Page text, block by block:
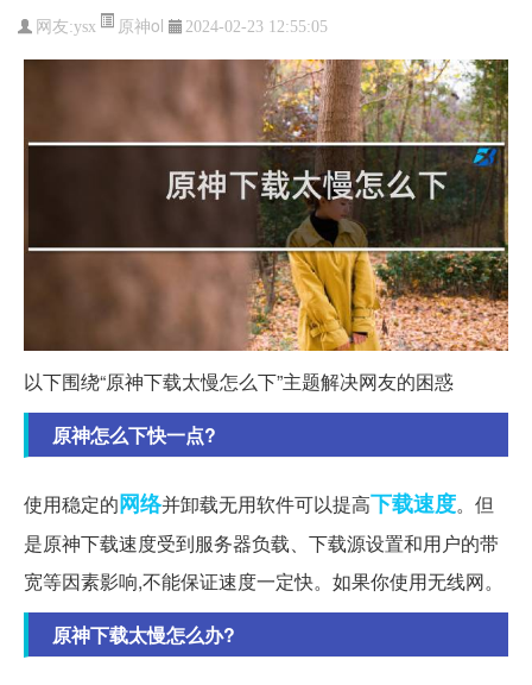
网友:ysx 原神ol 2024-02-23 12:55:05
以下围绕“原神下载太慢怎么下”主题解决网友的困惑
原神怎么下快一点?
使用稳定的网络并卸载无用软件可以提高下载速度。但
是原神下载速度受到服务器负载、下载源设置和用户的带
宽等因素影响,不能保证速度一定快。如果你使用无线网。
原神下载太慢怎么办?